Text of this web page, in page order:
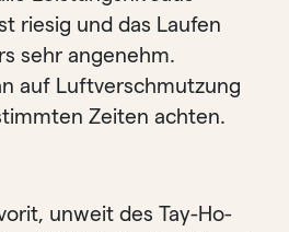
riesig und das Laufen
sehr angenehm.
auf Luftverschmutzung
Zeiten achten.
unweit des Tay-Ho-